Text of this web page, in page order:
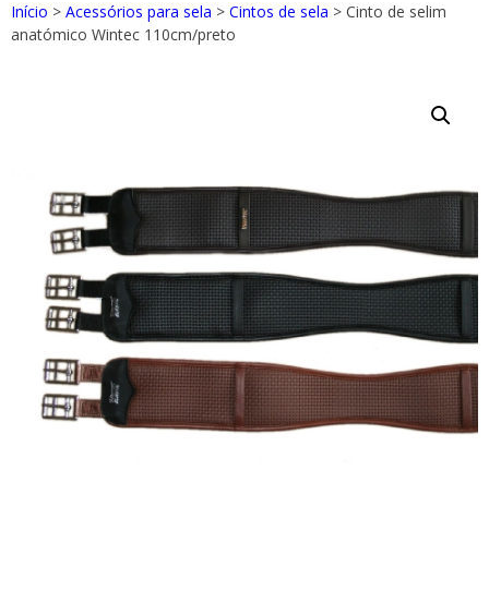
Início > Acessórios para sela > Cintos de sela > Cinto de selim
anatómico Wintec 110cm/preto